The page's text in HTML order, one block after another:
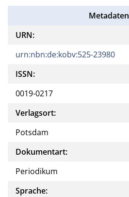
Metadaten
URN:
urn:nbn:de:kobv:525-23980
ISSN:
0019-0217
Verlagsort:
Potsdam
Dokumentart:
Periodikum
Sprache: